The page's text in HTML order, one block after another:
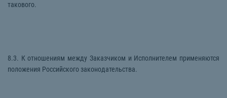
такового.
8.3. К отношениям между Заказчиком и Исполнителем применяются
положения Российского законодательства.